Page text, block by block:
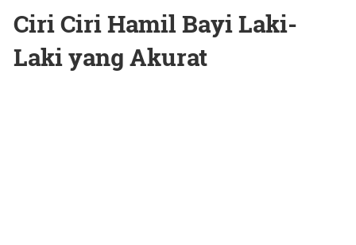
Ciri Ciri Hamil Bayi Laki-
Laki yang Akurat